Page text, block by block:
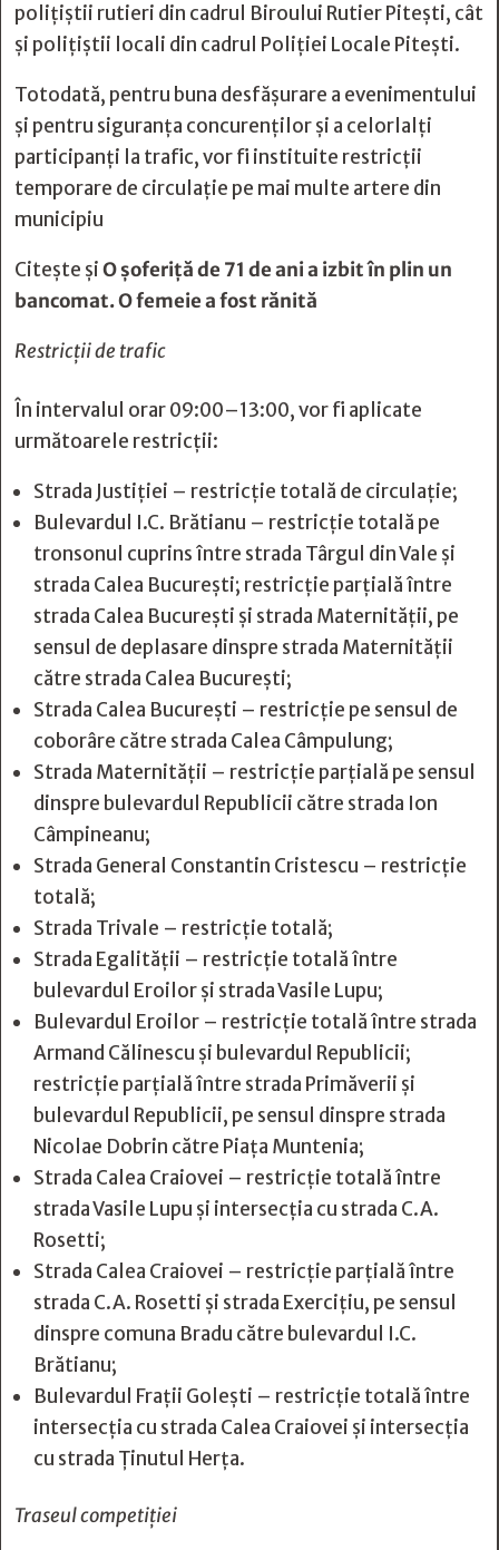
polițiștii rutieri din cadrul Biroului Rutier Pitești, cât
și polițiștii locali din cadrul Poliției Locale Pitești.
Totodată, pentru buna desfășurare a evenimentului
și pentru siguranța concurenților și a celorlalți
participanți la trafic, vor fi instituite restricții
temporare de circulație pe mai multe artere din
municipiu
Citește șiO șoferiță de 71 de ani a izbit în plin un
bancomat. O femeie a fost rănită
Restricții de trafic
În intervalul orar 09:00–13:00, vor fi aplicate
următoarele restricții:
Strada Justiției – restricție totală de circulație;
Bulevardul I.C. Brătianu – restricție totală pe
tronsonul cuprins între strada Târgul din Vale și
strada Calea București; restricție parțială între
strada Calea București și strada Maternității, pe
sensul de deplasare dinspre strada Maternității
către strada Calea București;
Strada Calea București – restricție pe sensul de
coborâre către strada Calea Câmpulung;
Strada Maternității – restricție parțială pe sensul
dinspre bulevardul Republicii către strada Ion
Câmpineanu;
Strada General Constantin Cristescu – restricție
totală;
Strada Trivale – restricție totală;
Strada Egalității – restricție totală între
bulevardul Eroilor și strada Vasile Lupu;
Bulevardul Eroilor – restricție totală între strada
Armand Călinescu și bulevardul Republicii;
restricție parțială între strada Primăverii și
bulevardul Republicii, pe sensul dinspre strada
Nicolae Dobrin către Piața Muntenia;
Strada Calea Craiovei – restricție totală între
strada Vasile Lupu și intersecția cu strada C.A.
Rosetti;
Strada Calea Craiovei – restricție parțială între
strada C.A. Rosetti și strada Exercițiu, pe sensul
dinspre comuna Bradu către bulevardul I.C.
Brătianu;
Bulevardul Frații Golești – restricție totală între
intersecția cu strada Calea Craiovei și intersecția
cu strada Ținutul Herța.
Traseul competiției